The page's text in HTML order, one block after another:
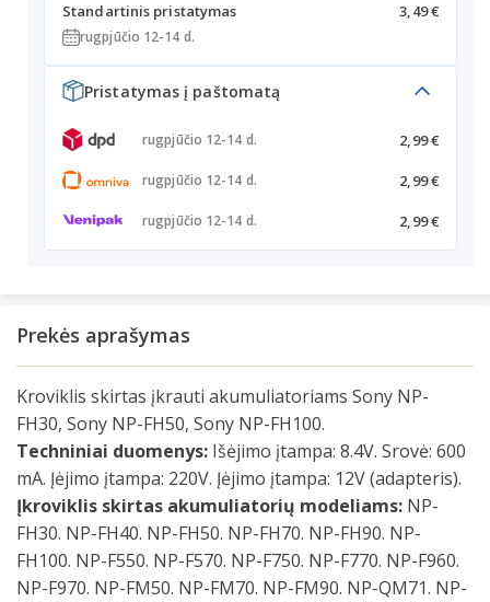
Standartinis pristatymas 3,49 €
rugpjūčio 12-14 d.
Pristatymas į paštomatą
rugpjūčio 12-14 d. 2,99 €
rugpjūčio 12-14 d. 2,99 €
rugpjūčio 12-14 d. 2,99 €
Prekės aprašymas
Kroviklis skirtas įkrauti akumuliatoriams Sony NP-
FH30, Sony NP-FH50, Sony NP-FH100.
Techniniai duomenys: Išėjimo įtampa: 8.4V. Srovė: 600
mA. Įėjimo įtampa: 220V. Įėjimo įtampa: 12V (adapteris).
Įkroviklis skirtas akumuliatorių modeliams: NP-
FH30. NP-FH40. NP-FH50. NP-FH70. NP-FH90. NP-
FH100. NP-F550. NP-F570. NP-F750. NP-F770. NP-F960.
NP-F970. NP-FM50. NP-FM70. NP-FM90. NP-QM71. NP-